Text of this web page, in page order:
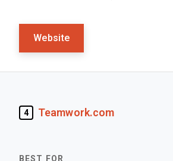
Website
4 Teamwork.com